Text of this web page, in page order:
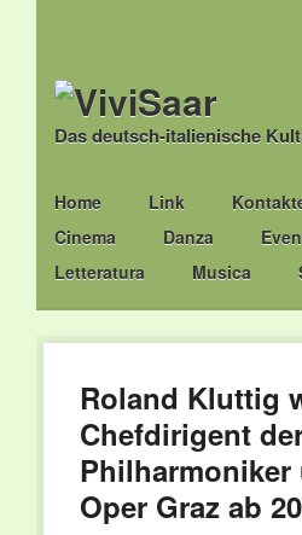
Das deutsch-italienische
Main menu
Skip
to
content
Home Link
Cinema
Danza
Letteratura
Musica
Roland Kluttig
Chefdirigent
Philharmoniker
Oper Graz ab